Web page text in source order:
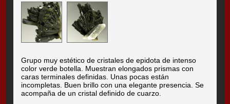
Grupo muy estético de cristales de epidota de intenso
color verde botella. Muestran elongados prismas con
caras terminales definidas. Unas pocas están
incompletas. Buen brillo con una elegante presencia. Se
acompaña de un cristal definido de cuarzo.